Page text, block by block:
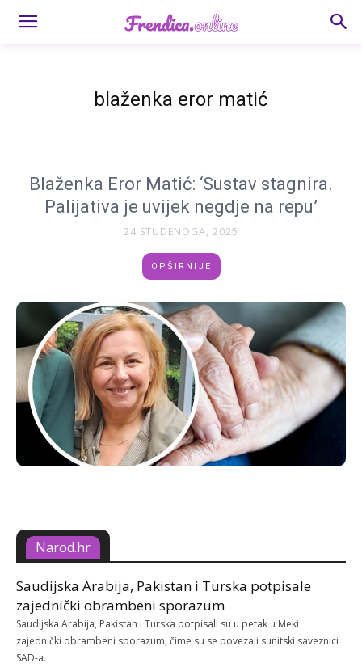
blaženka eror matić
Blaženka Eror Matić: ‘Sustav stagnira.
Palijativa je uvijek negdje na repu’
24 STUDENOGA, 2025
OPŠIRNIJE
Narod.hr
Saudijska Arabija, Pakistan i Turska potpisale
zajednički obrambeni sporazum
Saudijska Arabija, Pakistan i Turska potpisali su u petak u Meki
zajednički obrambeni sporazum, čime su se povezali sunitski saveznici
SAD-a.